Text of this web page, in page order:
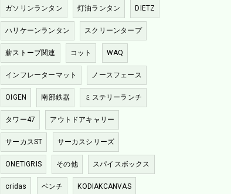
ガソリンランタン 灯油ランタン DIETZ
ハリケーンランタン スクリーンタープ
薪ストーブ関連 コット WAQ
インフレーターマット ノースフェース
OIGEN 南部鉄器 ミステリーランチ
タワー47 アウトドアキャリー
サーカスST サーカスシリーズ
ONETIGRIS その他 スパイスボックス
cridas ベンチ KODIAKCANVAS